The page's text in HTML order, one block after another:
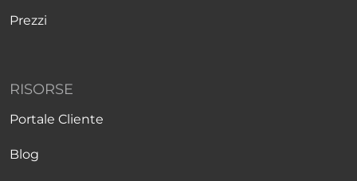
Prezzi
RISORSE
Portale Cliente
Blog